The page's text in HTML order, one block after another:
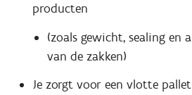
producten
(zoals gewicht, sealing en
van de zakken)
Je zorgt voor een vlotte